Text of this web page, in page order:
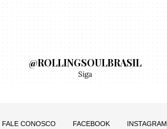
@ROLLINGSOULBRASIL
Siga
FALE CONOSCO FACEBOOK INSTAGRAM